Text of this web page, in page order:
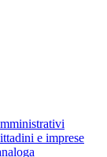
e imprese